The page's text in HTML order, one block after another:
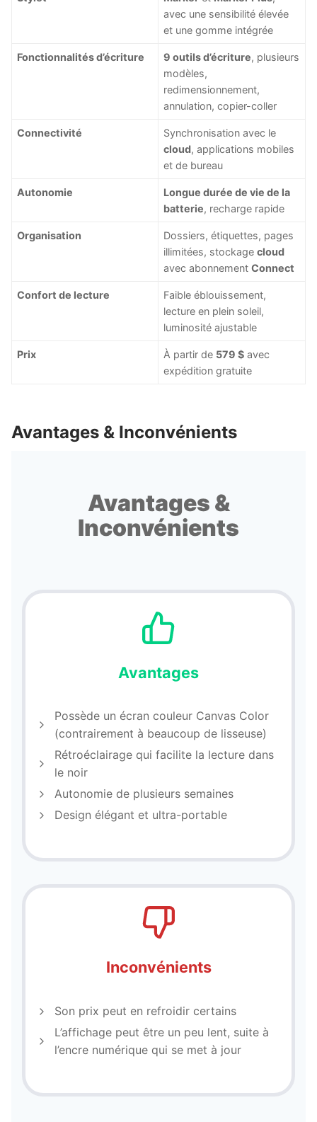
avec une sensibilité élevée
et une gomme intégrée
Fonctionnalités d’écriture 9 outils d’écriture, plusieurs
modèles,
redimensionnement,
annulation, copier-coller
Connectivité
Synchronisation avec le
cloud, applications mobiles
et de bureau
Autonomie
Longue durée de vie de la
batterie, recharge rapide
Organisation
Dossiers, étiquettes, pages
illimitées, stockagecloud
avec abonnementConnect
Confort de lecture
Faible éblouissement,
lecture en plein soleil,
luminosité ajustable
Prix À partir de 579 $ avec
expédition gratuite
Avantages & Inconvénients
Avantages &
Inconvénients
Avantages
Possède un écran couleur Canvas Color
(contrairement à beaucoup de lisseuse)
Rétroéclairage qui facilite la lecture dans
le noir
Autonomie de plusieurs semaines
Design élégant et ultra-portable
Inconvénients
Son prix peut en refroidir certains
L’affichage peut être un peu lent, suite à
l’encre numérique qui se met à jour